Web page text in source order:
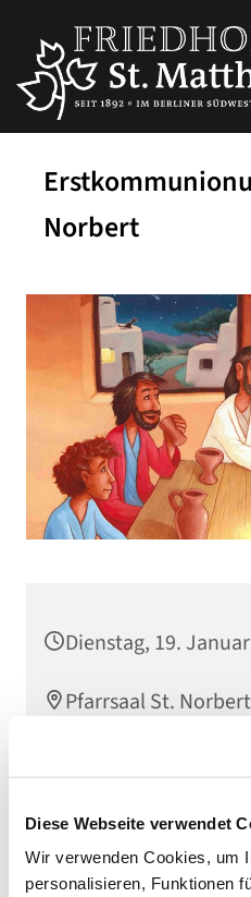
Diese Webseite verwendet
Wir verwenden Cookies, um
personalisieren, Funktionen
Norbert
Dienstag, 19.
Pfarrsaal St.